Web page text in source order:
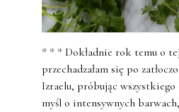
* * * Dokładnie rok temu o
przechadzałam się po
Izraelu, próbując
myśl o intensywnych